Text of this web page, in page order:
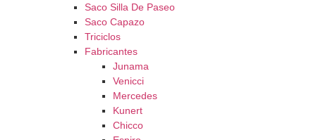
Saco Silla De Paseo
Saco Capazo
Triciclos
Fabricantes
Junama
Venicci
Mercedes
Kunert
Chicco